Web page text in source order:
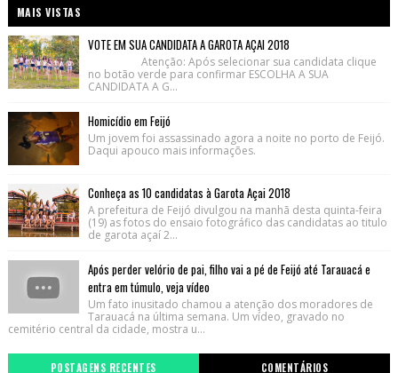
MAIS VISTAS
VOTE EM SUA CANDIDATA A GAROTA AÇAI 2018
Atenção: Após selecionar sua candidata clique
no botão verde para confirmar ESCOLHA A SUA
CANDIDATA A G...
Homicídio em Feijó
Um jovem foi assassinado agora a noite no porto de Feijó.
Daqui apouco mais informações.
Conheça as 10 candidatas à Garota Açai 2018
A prefeitura de Feijó divulgou na manhã desta quinta-feira
(19) as fotos do ensaio fotográfico das candidatas ao titulo
de garota açaí 2...
Após perder velório de pai, filho vai a pé de Feijó até Tarauacá e
entra em túmulo, veja vídeo
Um fato inusitado chamou a atenção dos moradores de
Tarauacá na última semana. Um vídeo, gravado no
cemitério central da cidade, mostra u...
POSTAGENS RECENTES COMENTÁRIOS